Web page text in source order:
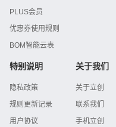
PLUS会员
优惠券使用规则
BOM智能云表
特别说明
隐私政策
规则更新记录
用户协议
关于我们
关于立创
联系我们
手机立创